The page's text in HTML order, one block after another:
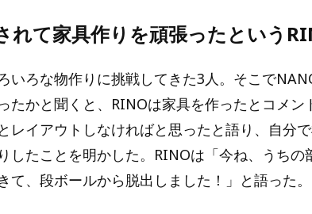
れて家具作りを頑張ったという
いろな物作りに挑戦してきた3人。そこで
たかと聞くと、RINOは家具を作ったとコメン
レイアウトしなければと思ったと語り、自分
したことを明かした。RINOは「今ね、うちの
て、段ボールから脱出しました！」と語った。